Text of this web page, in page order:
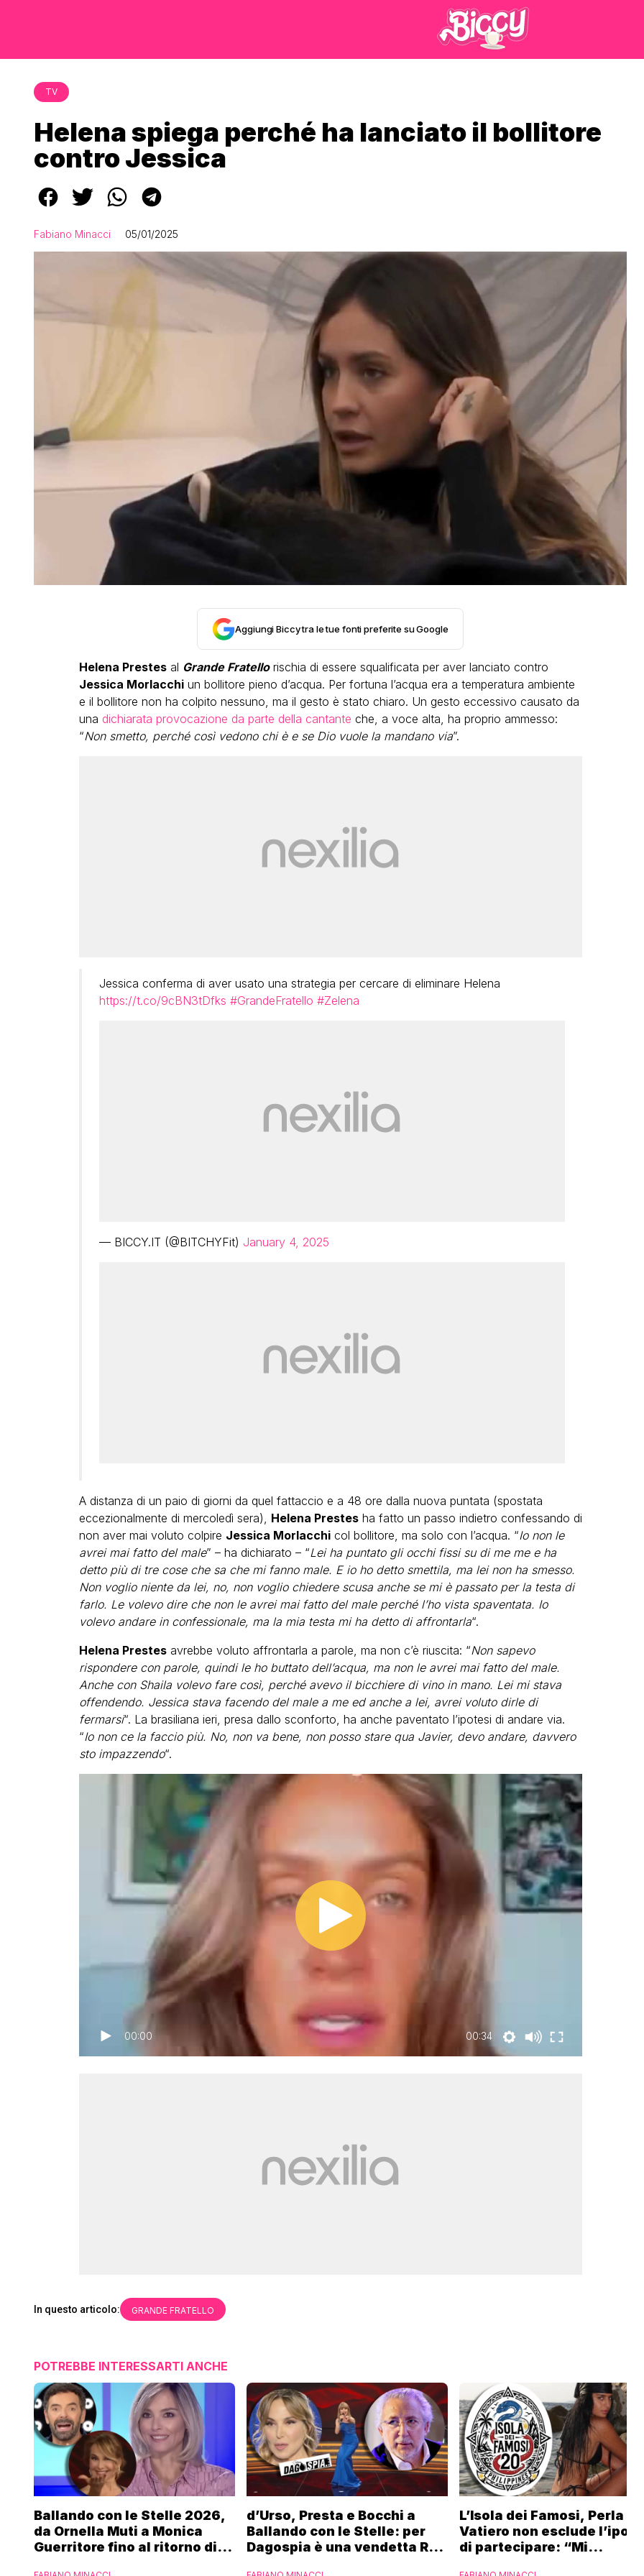
TV
Helena spiega perché ha lanciato il bollitore
contro Jessica
Fabiano Minacci 05/01/2025
Aggiungi Biccy tra le tue fonti preferite su Google
Helena Prestesal Grande Fratellorischia di essere squalificata per aver lanciato contro
Jessica Morlacchiun bollitore pieno d’acqua. Per fortuna l’acqua era a temperatura ambiente
e il bollitore non ha colpito nessuno, ma il gesto è stato chiaro. Un gesto eccessivo causato da
una dichiarata provocazione da parte della cantante che, a voce alta, ha proprio ammesso:
“Non smetto, perché così vedono chi è e se Dio vuole la mandano via”.
Jessica conferma di aver usato una strategia per cercare di eliminare Helena
https://t.co/9cBN3tDfks #GrandeFratello #Zelena
— BICCY.IT (@BITCHYFit) January 4, 2025
A distanza di un paio di giorni da quel fattaccio e a 48 ore dalla nuova puntata (spostata
eccezionalmente di mercoledì sera), Helena Prestesha fatto un passo indietro confessando di
non aver mai voluto colpire Jessica Morlacchicol bollitore, ma solo con l’acqua. “Io non le
avrei mai fatto del male” – ha dichiarato – “Lei ha puntato gli occhi fissi su di me me e ha
detto più di tre cose che sa che mi fanno male. E io ho detto smettila, ma lei non ha smesso.
Non voglio niente da lei, no, non voglio chiedere scusa anche se mi è passato per la testa di
farlo. Le volevo dire che non le avrei mai fatto del male perché l’ho vista spaventata. Io
volevo andare in confessionale, ma la mia testa mi ha detto di affrontarla“.
Helena Prestesavrebbe voluto affrontarla a parole, ma non c’è riuscita: “Non sapevo
rispondere con parole, quindi le ho buttato dell’acqua, ma non le avrei mai fatto del male.
Anche con Shaila volevo fare così, perché avevo il bicchiere di vino in mano. Lei mi stava
offendendo. Jessica stava facendo del male a me ed anche a lei, avrei voluto dirle di
fermarsi“. La brasiliana ieri, presa dallo sconforto, ha anche paventato l’ipotesi di andare via.
“Io non ce la faccio più. No, non va bene, non posso stare qua Javier, devo andare, davvero
sto impazzendo“.
00:00 00:34
In questo articolo: GRANDE FRATELLO
POTREBBE INTERESSARTI ANCHE
Ballando con le Stelle 2026,
da Ornella Muti a Monica
Guerritore fino al ritorno di
d’Urso, Presta e Bocchi a
Ballando con le Stelle: per
Dagospia è una vendetta Rai
L’Isola dei Famosi, Perla
Vatiero non esclude
di partecipare: “Mi